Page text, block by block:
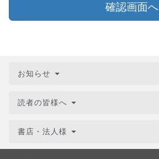
確認画面へ
お知らせ
読者の皆様へ
書店・法人様